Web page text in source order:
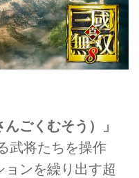
ごくむそう）」
武将たちを操作
ョンを繰り出す超